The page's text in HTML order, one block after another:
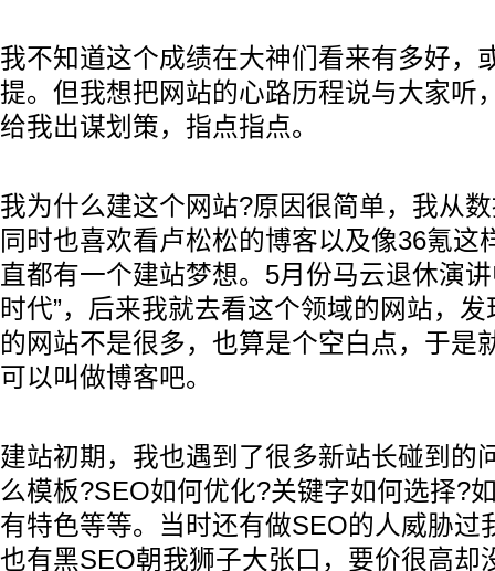
我不知道这个成绩在大神们看来有多好，
提。但我想把网站的心路历程说与大家听
给我出谋划策，指点指点。
我为什么建这个网站?原因很简单，我从
同时也喜欢看卢松松的博客以及像36氪这
直都有一个建站梦想。5月份马云退休演
时代”，后来我就去看这个领域的网站，
的网站不是很多，也算是个空白点，于是
可以叫做博客吧。
建站初期，我也遇到了很多新站长碰到的
么模板?SEO如何优化?关键字如何选择?
有特色等等。当时还有做SEO的人威胁过
也有黑SEO朝我狮子大张口，要价很高却